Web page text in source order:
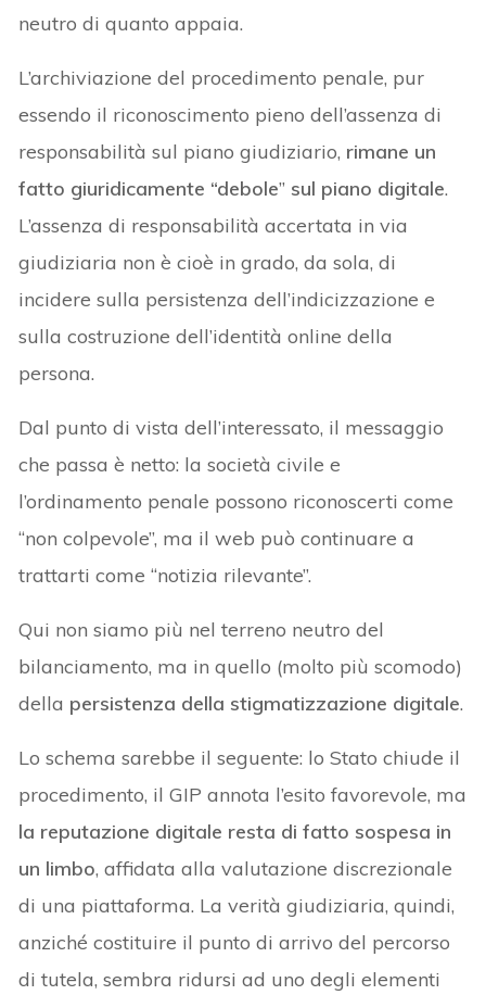
neutro di quanto appaia.
L’archiviazione del procedimento penale, pur
essendo il riconoscimento pieno dell’assenza di
responsabilità sul piano giudiziario, rimane un
fatto giuridicamente “debole” sul piano digitale.
L’assenza di responsabilità accertata in via
giudiziaria non è cioè in grado, da sola, di
incidere sulla persistenza dell’indicizzazione e
sulla costruzione dell’identità online della
persona.
Dal punto di vista dell’interessato, il messaggio
che passa è netto: la società civile e
l’ordinamento penale possono riconoscerti come
“non colpevole”, ma il web può continuare a
trattarti come “notizia rilevante”.
Qui non siamo più nel terreno neutro del
bilanciamento, ma in quello (molto più scomodo)
della persistenza della stigmatizzazione digitale.
Lo schema sarebbe il seguente: lo Stato chiude il
procedimento, il GIP annota l’esito favorevole, ma
la reputazione digitale resta di fatto sospesa in
un limbo, affidata alla valutazione discrezionale
di una piattaforma. La verità giudiziaria, quindi,
anziché costituire il punto di arrivo del percorso
di tutela, sembra ridursi ad uno degli elementi